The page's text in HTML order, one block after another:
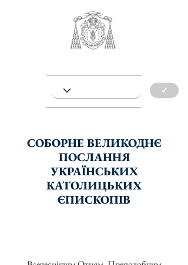
✓
СОБОРНЕ ВЕЛИКОДНЄ
ПОСЛАННЯ
УКРАЇНСЬКИХ
КАТОЛИЦЬКИХ
ЄПИСКОПІВ